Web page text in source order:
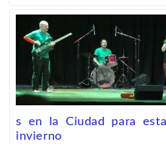
s en la Ciudad para
invierno